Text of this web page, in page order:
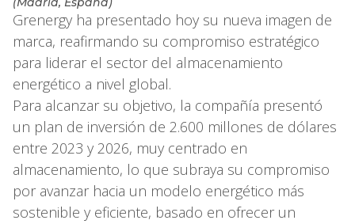
Grenergy ha presentado hoy su nueva imagen de
marca, reafirmando su compromiso estratégico
para liderar el sector del almacenamiento
energético a nivel global.
Para alcanzar su objetivo, la compañía presentó
un plan de inversión de 2.600 millones de dólares
entre 2023 y 2026, muy centrado en
almacenamiento, lo que subraya su compromiso
por avanzar hacia un modelo energético más
sostenible y eficiente, basado en ofrecer un